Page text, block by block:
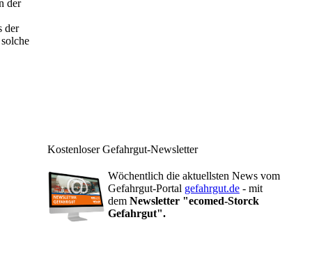
der
der
Kostenloser Gefahrgut-Newsletter
Wöchentlich die aktuellsten News vom
Gefahrgut-Portal gefahrgut.de - mit
dem Newsletter "ecomed-Storck
Gefahrgut".